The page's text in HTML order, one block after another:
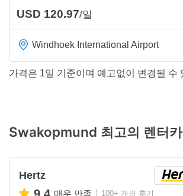
USD 120.97/일
Windhoek International Airport
가격은 1일 기준이며 예고없이 변경될 수
Swakopmund 최고의 렌터
Hertz
매우 만족 100+ 개의 후기